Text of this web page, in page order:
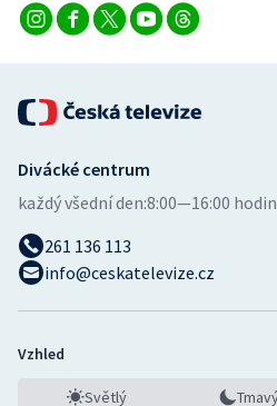
Veslování
Ostatní
Divácké centrum
každý všední den:8:00—16:00 hodin
261 136 113
info@ceskatelevize.cz
Vzhled
Světlý